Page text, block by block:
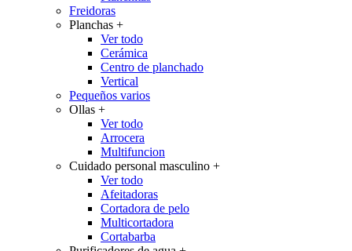
Freidoras
Planchas +
Ver todo
Cerámica
Centro de planchado
Vertical
Pequeños varios
Ollas +
Ver todo
Arrocera
Multifuncion
Cuidado personal masculino +
Ver todo
Afeitadoras
Cortadora de pelo
Multicortadora
Cortabarba